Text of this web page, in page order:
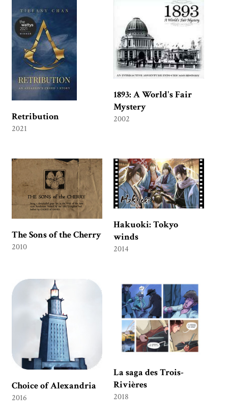
Retribution
2021
1893: A World's Fair
Mystery
2002
The Sons of the Cherry
2010
Hakuoki: Tokyo
winds
2014
Choice of Alexandria
2016
La saga des Trois-
Rivières
2018